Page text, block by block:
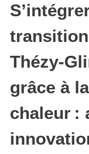
Thézy-
grâce à
chaleur :